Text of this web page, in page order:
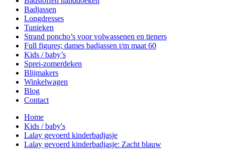
Badjassen
Longdresses
Tunieken
Strand poncho’s voor volwassenen en tieners
Full figures; dames badjassen t/m maat 60
Kids / baby’s
Sprei-zomerdeken
Blijmakers
Winkelwagen
Blog
Contact
Home
Kids / baby's
Lalay gevoerd kinderbadjasje
Lalay gevoerd kinderbadjasje: Zacht blauw